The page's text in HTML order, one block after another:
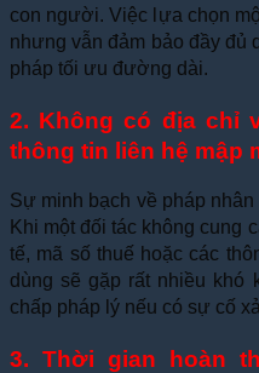
con người. Việc lựa chọn
nhưng vẫn đảm bảo đầy đủ
pháp tối ưu đường dài.
2. Không có địa chỉ
thông tin liên hệ mập
Sự minh bạch về pháp
Khi một đối tác không cung
tế, mã số thuế hoặc các
dùng sẽ gặp rất nhiều khó
chấp pháp lý nếu có sự cố
3. Thời gian hoàn